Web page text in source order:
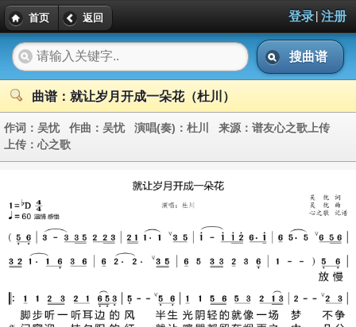
首页 返回 登录| 注册
搜曲谱
曲谱：就让岁月开成一朵花（杜川）
作词： 吴忧 作曲： 吴忧 演唱(奏)： 杜川 来源： 谱友心之歌上传
上传： 心之歌